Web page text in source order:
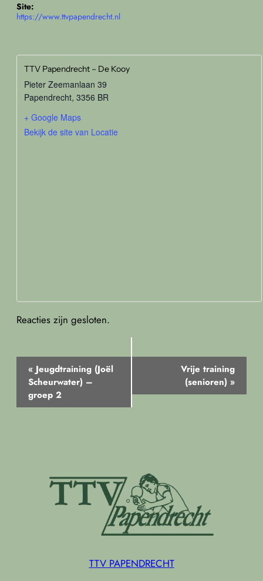
Site:
https://www.ttvpapendrecht.nl
TTV Papendrecht – De Kooy
Pieter Zeemanlaan 39
Papendrecht, 3356 BR
+ Google Maps
Bekijk de site van Locatie
Reacties zijn gesloten.
Evenement
Navigatie
« Jeugdtraining (Joël
Scheurwater) –
groep 2
Vrije training
(senioren) »
TTV PAPENDRECHT